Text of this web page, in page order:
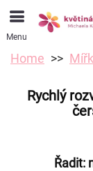
Menu
Home
Rychlý
Řadit: